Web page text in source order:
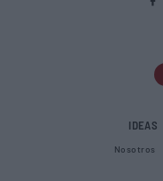
IDEAS
Nosotros